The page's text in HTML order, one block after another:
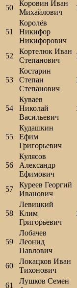
50
Коровин Иван
Михайлович
51
Королёв
Никифор
Никифорович
52
Кортелюк Иван
Степанович
53
Костарин
Степан
Степанович
54
Куваев
Николай
Васильевич
55
Кудашкин
Ефим
Григорьевич
56
Кулясов
Александр
Ефимович
57
Куреев Георгий
Иванович
58
Левицкий
Клим
Григорьевич
59
Лобачев
Леонид
Павлович
60
Локацков Иван
Тихонович
61
Лушков Семен